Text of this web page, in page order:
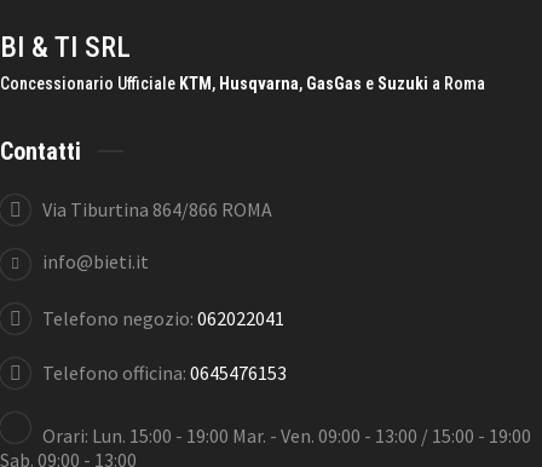
BI & TI SRL
Concessionario Ufficiale KTM , Husqvarna, GasGas e Suzuki a Roma
Contatti
Via Tiburtina 864/866 ROMA
info@bieti.it
Telefono negozio: 062022041
Telefono officina: 0645476153
Orari: Lun. 15:00 - 19:00 Mar. - Ven. 09:00 - 13:00 / 15:00 - 19:00
Sab. 09:00 - 13:00